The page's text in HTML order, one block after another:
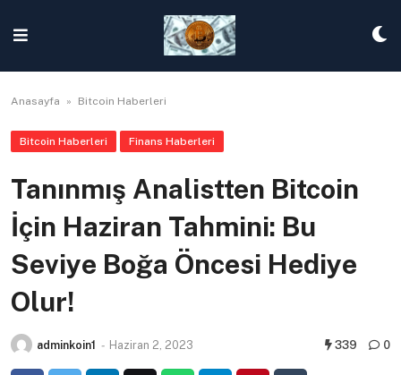
content
Anasayfa » Bitcoin Haberleri
Bitcoin Haberleri Finans Haberleri
Tanınmış Analistten Bitcoin
İçin Haziran Tahmini: Bu
Seviye Boğa Öncesi Hediye
Olur!
adminkoin1 - Haziran 2, 2023 339 0